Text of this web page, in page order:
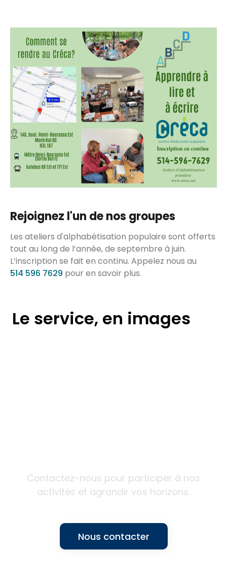
Rejoignez l'un de nos groupes
Les ateliers d'alphabétisation populaire sont offerts
tout au long de l’année, de septembre à juin.
L’inscription se fait en continu. Appelez nous au
514 596 7629 pour en savoir plus.
Le service, en images
Contactez-nous pour participer à nos
activités et agrandir vos horizons.
Nous contacter